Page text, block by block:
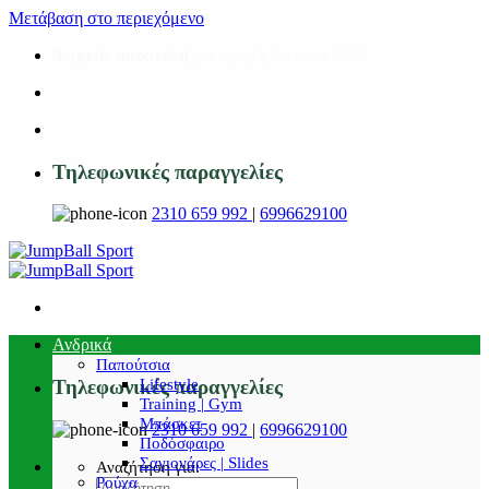
Μετάβαση στο περιεχόμενο
Τηλεφωνικές παραγγελίες
2310 659 992 | 6996629100
Τηλεφωνικές παραγγελίες
2310 659 992 | 6996629100
Αναζήτηση για:
Ανδρικά
Παπούτσια
Lifestyle
Training | Gym
Μπάσκετ
Ποδόσφαιρο
Σαγιονάρες | Slides
Ρούχα